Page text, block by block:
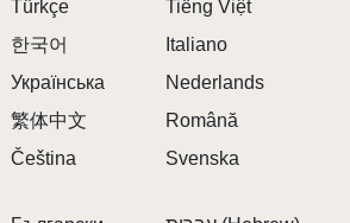
は、音楽ミキシングジャンルにお
と革新のエキサイティングな融合
モッドは、音楽的創造性を表現し
。リミックスウィザードになり、
Türkçe
Tiếng Việt
한국어
Italiano
Українська
Nederlands
繁体中文
Română
Čeština Svenska